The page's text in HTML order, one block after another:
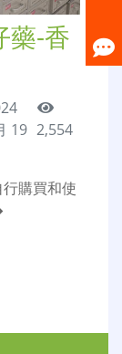
藥-香
19 2,554
購買和使